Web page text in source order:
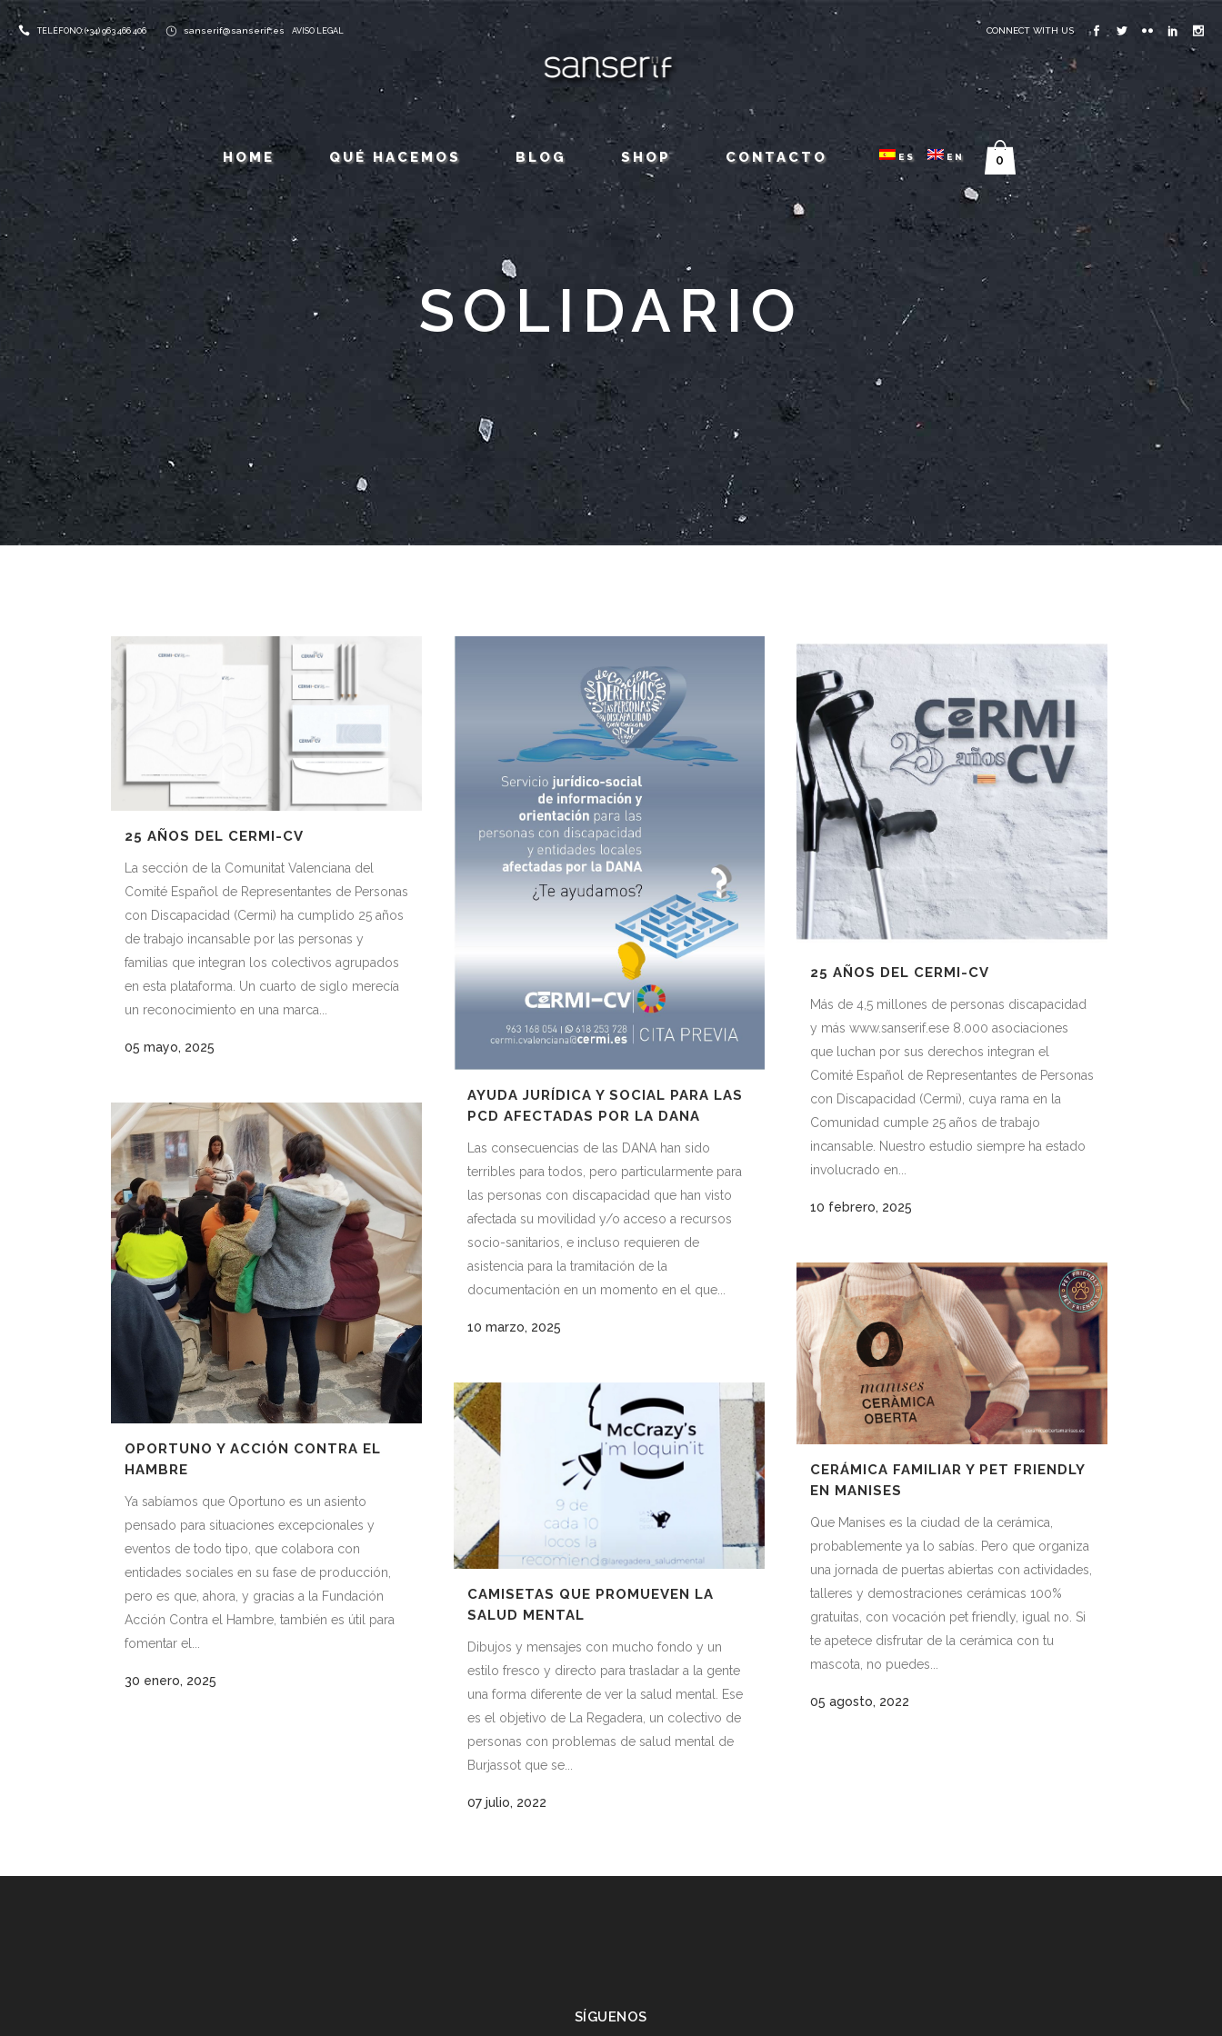
TELÉFONO: (+34) 963 466 406 sanserif@sanserif.es AVISO LEGAL CONNECT WITH US
HOME QUÉ HACEMOS BLOG SHOP CONTACTO ES EN 0
SOLIDARIO
25 AÑOS DEL CERMI-CV
La sección de la Comunitat Valenciana del
Comité Español de Representantes de Personas
con Discapacidad (Cermi) ha cumplido 25 años
de trabajo incansable por las personas y
familias que integran los colectivos agrupados
en esta plataforma. Un cuarto de siglo merecía
un reconocimiento en una marca...
05 mayo, 2025
AYUDA JURÍDICA Y SOCIAL PARA LAS
PCD AFECTADAS POR LA DANA
Las consecuencias de las DANA han sido
terribles para todos, pero particularmente para
las personas con discapacidad que han visto
afectada su movilidad y/o acceso a recursos
socio-sanitarios, e incluso requieren de
asistencia para la tramitación de la
documentación en un momento en el que...
10 marzo, 2025
25 AÑOS DEL CERMI-CV
Más de 4,5 millones de personas discapacidad
y más www.sanserif.ese 8.000 asociaciones
que luchan por sus derechos integran el
Comité Español de Representantes de Personas
con Discapacidad (Cermi), cuya rama en la
Comunidad cumple 25 años de trabajo
incansable. Nuestro estudio siempre ha estado
involucrado en...
10 febrero, 2025
OPORTUNO Y ACCIÓN CONTRA EL
HAMBRE
Ya sabíamos que Oportuno es un asiento
pensado para situaciones excepcionales y
eventos de todo tipo, que colabora con
entidades sociales en su fase de producción,
pero es que, ahora, y gracias a la Fundación
Acción Contra el Hambre, también es útil para
fomentar el...
30 enero, 2025
CERÁMICA FAMILIAR Y PET FRIENDLY
EN MANISES
Que Manises es la ciudad de la cerámica,
probablemente ya lo sabías. Pero que organiza
una jornada de puertas abiertas con actividades,
talleres y demostraciones cerámicas 100%
gratuitas, con vocación pet friendly, igual no. Si
te apetece disfrutar de la cerámica con tu
mascota, no puedes...
05 agosto, 2022
CAMISETAS QUE PROMUEVEN LA
SALUD MENTAL
Dibujos y mensajes con mucho fondo y un
estilo fresco y directo para trasladar a la gente
una forma diferente de ver la salud mental. Ese
es el objetivo de La Regadera, un colectivo de
personas con problemas de salud mental de
Burjassot que se...
07 julio, 2022
SÍGUENOS